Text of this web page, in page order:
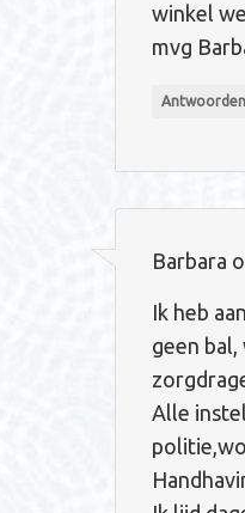
winkel
mvg
Antwoorden
Barbara
Ik heb
geen
Alle